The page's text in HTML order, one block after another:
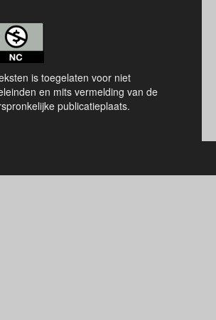
is toegelaten voor niet
en mits vermelding van de
publicatieplaats.